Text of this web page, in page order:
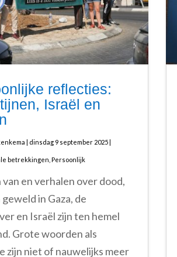
reflecties:
Israël en
dinsdag 9 september 2025|
betrekkingen Persoonlijk
van en verhalen over dood,
in Gaza, de
en Israël zijn ten hemel
Grote woorden als
zijn niet of nauwelijks meer